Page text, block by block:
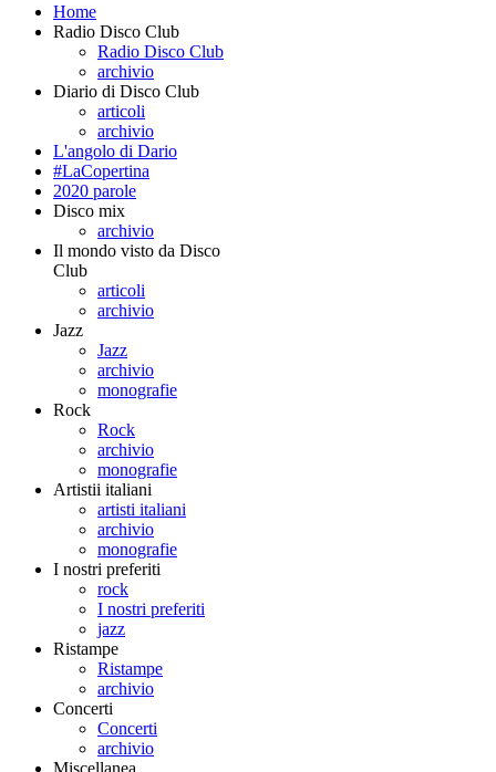
Home
Radio Disco Club
Radio Disco Club
archivio
Diario di Disco Club
articoli
archivio
L'angolo di Dario
#LaCopertina
2020 parole
Disco mix
archivio
Il mondo visto da Disco
Club
articoli
archivio
Jazz
Jazz
archivio
monografie
Rock
Rock
archivio
monografie
Artistii italiani
artisti italiani
archivio
monografie
I nostri preferiti
rock
I nostri preferiti
jazz
Ristampe
Ristampe
archivio
Concerti
Concerti
archivio
Miscellanea